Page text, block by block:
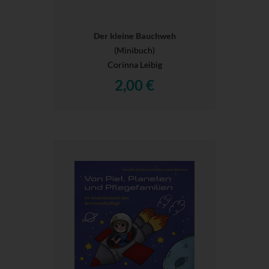
Der kleine Bauchweh
(Minibuch)
Corinna Leibig
2,00 €